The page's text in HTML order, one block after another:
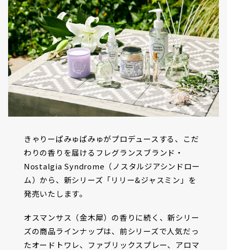
きゃりーぱみゅぱみゅがプロデュースする、こだ
わりの香りを届けるフレグランスブランド・
Nostalgia Syndrome（ノスタルジアシンドロー
ム）から、新シリーズ「リリー&ジャスミン」を
発売いたします。
オスマンサス（金木犀）の香りに続く、新シリー
ズの商品ラインナップは、前シリーズで人気だっ
たオードトワレ、ファブリックスプレー、アロマ